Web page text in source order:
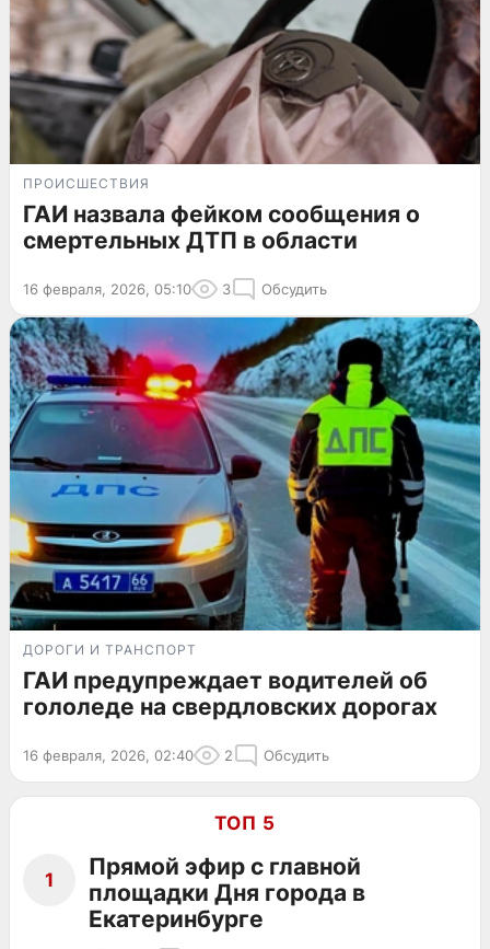
ПРОИСШЕСТВИЯ
ГАИ назвала фейком сообщения о
смертельных ДТП в области
16 февраля, 2026, 05:10 3 Обсудить
ДОРОГИ И ТРАНСПОРТ
ГАИ предупреждает водителей об
гололеде на свердловских дорогах
16 февраля, 2026, 02:40 2 Обсудить
ТОП 5
1
Прямой эфир с главной
площадки Дня города в
Екатеринбурге